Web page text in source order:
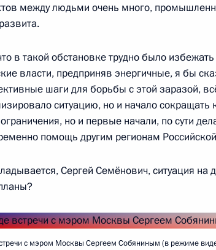
2020 года, суббота
2020 года, 12:50 Москва
2020 года, пятница
с мэром Москвы Сергеем Собяниным
2020 года, четверг
встреча с врио главы Чувашии
между людьми очень много,
в такой обстановке трудно было
власти, предприняв энергичные, я бы
шаги для борьбы с этой заразой,
ситуацию, но и начало
но и первые начали, по сути
помощь другим регионам
Сергей Семёнович, ситуация
с мэром Москвы Сергеем Собяниным (в режиме